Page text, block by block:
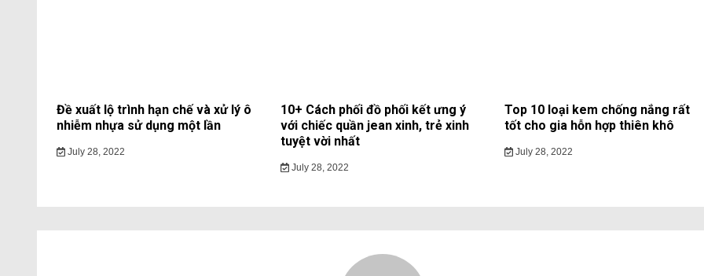
Đề xuất lộ trình hạn chế và xử lý ô
nhiễm nhựa sử dụng một lần
July 28, 2022
10+ Cách phối đồ phối kết ưng ý
với chiếc quần jean xinh, trẻ xinh
tuyệt vời nhất
July 28, 2022
Top 10 loại kem chống nắng rất
tốt cho gia hỗn hợp thiên khô
July 28, 2022